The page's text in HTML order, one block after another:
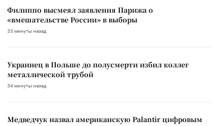
Филиппо высмеял заявления Парижа о
«вмешательстве России» в выборы
33 минуты назад
Украинец в Польше до полусмерти избил коллег
металлической трубой
34 минуты назад
Медведчук назвал американскую Palantir цифровым